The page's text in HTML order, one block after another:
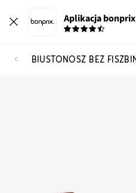
Aplikacja bonprix